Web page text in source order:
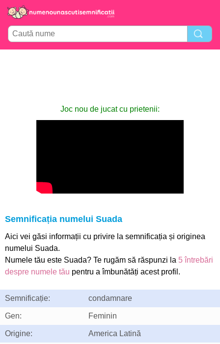
Joc nou de jucat cu prietenii:
Semnificația numelui Suada
Aici vei găsi informații cu privire la semnificația și originea
numelui Suada.
Numele tău este Suada? Te rugăm să răspunzi la 5 întrebări
despre numele tău pentru a îmbunătăți acest profil.
Semnificație: condamnare
Gen: Feminin
Origine: America Latină